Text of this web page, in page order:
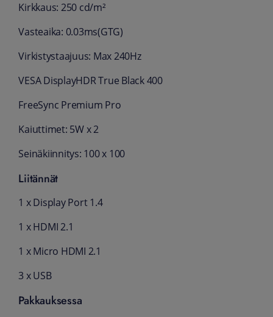
Kirkkaus: 250 cd/m²
Vasteaika: 0.03ms(GTG)
Virkistystaajuus: Max 240Hz
VESA DisplayHDR True Black 400
FreeSync Premium Pro
Kaiuttimet: 5W x 2
Seinäkiinnitys: 100 x 100
Liitännät
1 x Display Port 1.4
1 x HDMI 2.1
1 x Micro HDMI 2.1
3 x USB
Pakkauksessa